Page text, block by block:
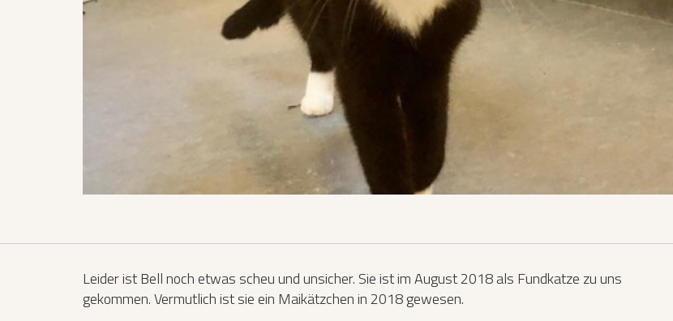
Projekte 2022
Projekte 2023
Projekte 2024
Organisation
Leider ist Bell noch etwas scheu und unsicher. Sie ist im August 2018 als Fundkatze zu uns
gekommen. Vermutlich ist sie ein Maikätzchen in 2018 gewesen.